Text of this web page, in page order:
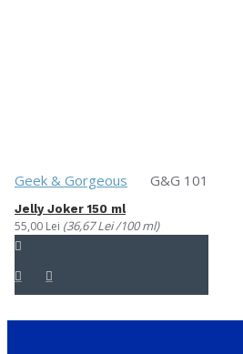
Geek & Gorgeous G&G 101
Jelly Joker 150 ml
55,00 Lei (36,67 Lei /100 ml)